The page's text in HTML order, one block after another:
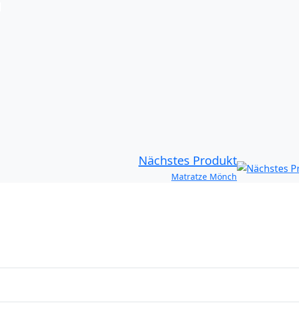
Nächstes Produkt
Matratze Mönch